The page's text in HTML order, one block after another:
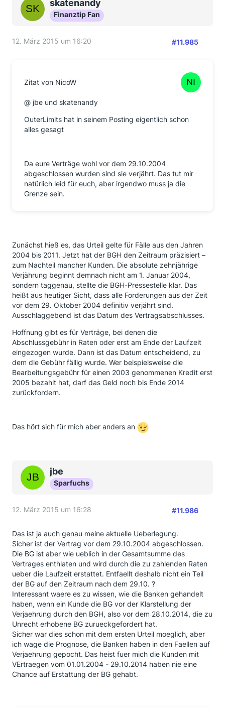
skatenandy
Finanztip Fan
12. März 2015 um 16:20 #11.985
Zitat von NicoW
@ jbe und skatenandy
OuterLimits hat in seinem Posting eigentlich schon
alles gesagt
Da eure Verträge wohl vor dem 29.10.2004
abgeschlossen wurden sind sie verjährt. Das tut mir
natürlich leid für euch, aber irgendwo muss ja die
Grenze sein.
Zunächst hieß es, das Urteil gelte für Fälle aus den Jahren
2004 bis 2011. Jetzt hat der BGH den Zeitraum präzisiert –
zum Nachteil mancher Kunden. Die absolute zehnjährige
Verjährung beginnt demnach nicht am 1. Januar 2004,
sondern taggenau, stellte die BGH-Pressestelle klar. Das
heißt aus heutiger Sicht, dass alle Forderungen aus der Zeit
vor dem 29. Oktober 2004 definitiv verjährt sind.
Ausschlaggebend ist das Datum des Vertragsabschlusses.
Hoffnung gibt es für Verträge, bei denen die
Abschlussgebühr in Raten oder erst am Ende der Laufzeit
eingezogen wurde. Dann ist das Datum entscheidend, zu
dem die Gebühr fällig wurde. Wer beispielsweise die
Bearbeitungsgebühr für einen 2003 genommenen Kredit erst
2005 bezahlt hat, darf das Geld noch bis Ende 2014
zurückfordern.
Das hört sich für mich aber anders an
jbe
Sparfuchs
12. März 2015 um 16:28 #11.986
Das ist ja auch genau meine aktuelle Ueberlegung.
Sicher ist der Vertrag vor dem 29.10.2004 abgeschlossen.
Die BG ist aber wie ueblich in der Gesamtsumme des
Vertrages enthlaten und wird durch die zu zahlenden Raten
ueber die Laufzeit erstattet. Entfaellt deshalb nicht ein Teil
der BG auf den Zeitraum nach dem 29.10. ?
Interessant waere es zu wissen, wie die Banken gehandelt
haben, wenn ein Kunde die BG vor der Klarstellung der
Verjaehrung durch den BGH, also vor dem 28.10.2014, die zu
Unrecht erhobene BG zurueckgefordert hat.
Sicher war dies schon mit dem ersten Urteil moeglich, aber
ich wage die Prognose, die Banken haben in den Faellen auf
Verjaehrung gepocht. Das heist fuer mich die Kunden mit
VErtraegen vom 01.01.2004 - 29.10.2014 haben nie eine
Chance auf Erstattung der BG gehabt.